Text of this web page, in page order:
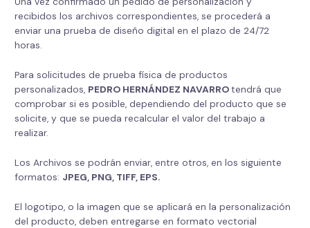
recibidos los archivos correspondientes, se procederá a
enviar una prueba de diseño digital en el plazo de 24/72
horas.
Para solicitudes de prueba física de productos
personalizados, PEDRO HERNÁNDEZ NAVARROtendrá que
comprobar si es posible, dependiendo del producto que se
solicite, y que se pueda recalcular el valor del trabajo a
realizar.
Los Archivos se podrán enviar, entre otros, en los siguiente
formatos: JPEG, PNG, TIFF, EPS.
El logotipo, o la imagen que se aplicará en la personalización
del producto, deben entregarse en formato vectorial